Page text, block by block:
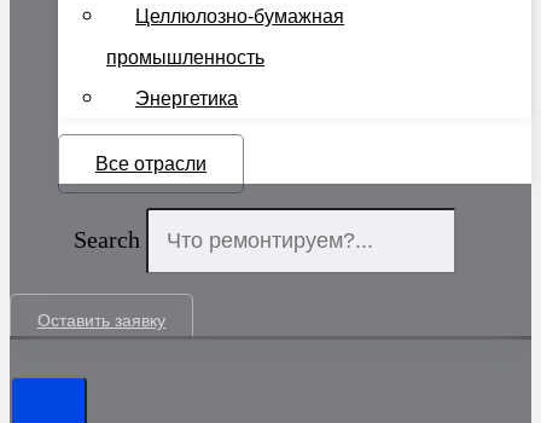
Целлюлозно-бумажная
промышленность
Энергетика
Все отрасли
Search
Оставить заявку